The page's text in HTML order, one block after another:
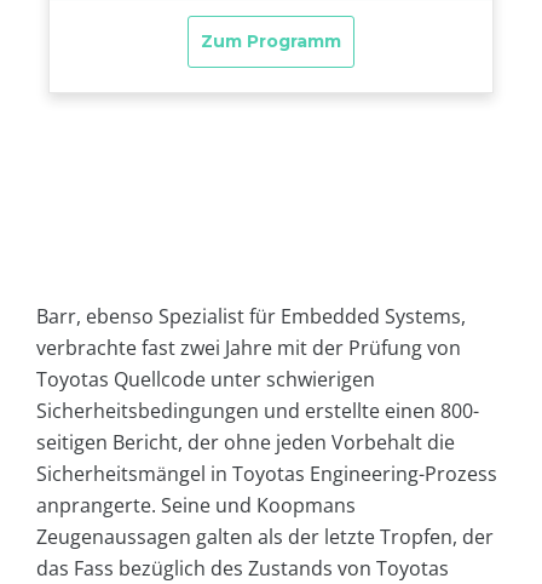
Barr, ebenso Spezialist für Embedded Systems,
verbrachte fast zwei Jahre mit der Prüfung von
Toyotas Quellcode unter schwierigen
Sicherheitsbedingungen und erstellte einen 800-
seitigen Bericht, der ohne jeden Vorbehalt die
Sicherheitsmängel in Toyotas Engineering-Prozess
anprangerte. Seine und Koopmans
Zeugenaussagen galten als der letzte Tropfen, der
das Fass bezüglich des Zustands von Toyotas